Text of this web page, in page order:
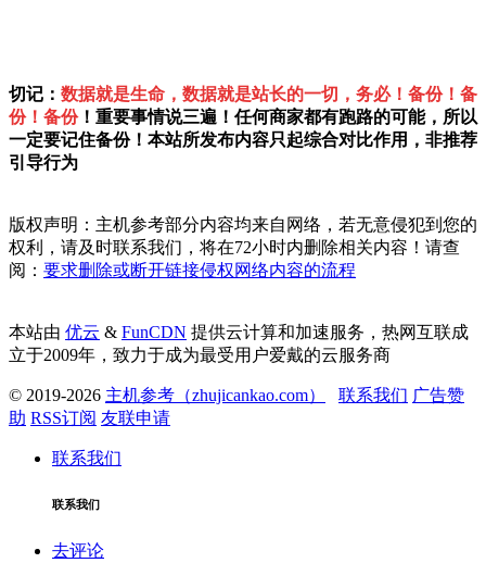
切记： 数据就是生命，数据就是站长的一切，务必！备份！备
份！备份！重要事情说三遍！任何商家都有跑路的可能，所以
一定要记住备份！本站所发布内容只起综合对比作用，非推荐
引导行为
版权声明：主机参考部分内容均来自网络，若无意侵犯到您的
权利，请及时联系我们，将在72小时内删除相关内容！请查
阅： 要求删除或断开链接侵权网络内容的流程
本站由 优云 & FunCDN 提供云计算和加速服务，热网互联成
立于2009年，致力于成为最受用户爱戴的云服务商
© 2019-2026 主机参考（zhujicankao.com） 联系我们 广告赞
助 RSS订阅 友联申请
联系我们
联系我们
去评论